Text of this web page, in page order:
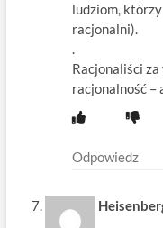
ludziom,
racjonalni).
.
Racjonaliści
racjonalność –
Odpowiedz